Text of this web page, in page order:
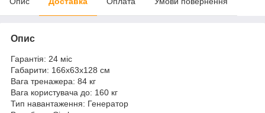
Опис
Гарантія: 24 міс
Габарити: 166х63х128 см
Вага тренажера: 84 кг
Вага користувача до: 160 кг
Тип навантаження: Генератор